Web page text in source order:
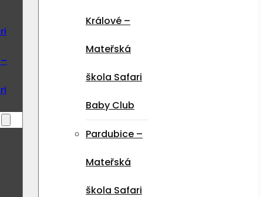
Králové –
Mateřská
škola Safari
Baby Club
Pardubice –
Mateřská
škola Safari